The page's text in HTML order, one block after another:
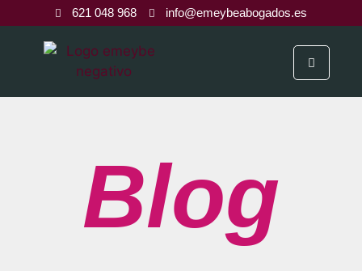
621 048 968 info@emeybeabogados.es
Blog